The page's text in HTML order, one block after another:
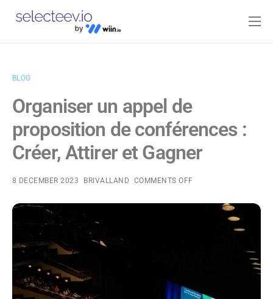
Home
Contact
Log-in
BLOG
Organiser un appel de
proposition de conférences :
Créer, Attirer et Gagner
8 DECEMBER 2023 BRIVALLAND COMMENTS OFF